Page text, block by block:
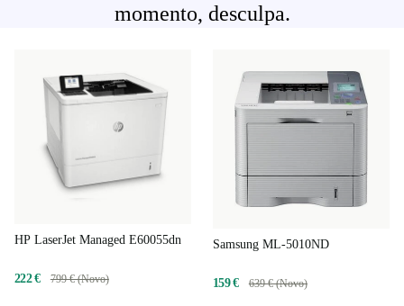
momento, desculpa.
HP LaserJet Managed E60055dn
222 € 799 € (Novo)
Samsung ML-5010ND
159 € 639 € (Novo)